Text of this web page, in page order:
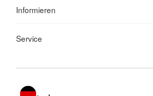
Informieren
Service
Sprache wechseln zu